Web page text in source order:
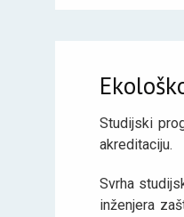
Studijski
akreditaciju.
Svrha
inženjera